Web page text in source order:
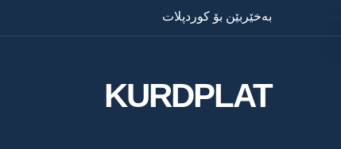
بەخێربێن بۆ کوردپلات
KURDPLAT